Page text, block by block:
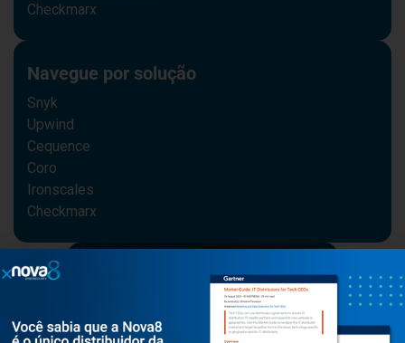
Checkmarx
Navegue por solução
Snyk
Upwind
Cequence
Coro
Ironscales
Checkmarx